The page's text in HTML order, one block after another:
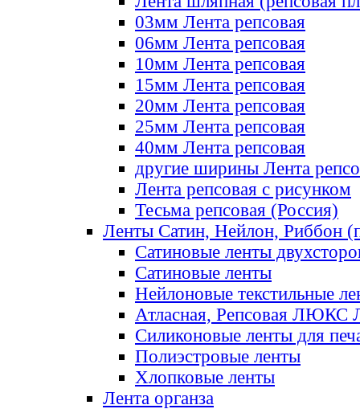
03мм Лента репсовая
06мм Лента репсовая
10мм Лента репсовая
15мм Лента репсовая
20мм Лента репсовая
25мм Лента репсовая
40мм Лента репсовая
другие ширины Лента
Лента репсовая с рисунком
Тесьма репсовая (Россия)
Ленты Сатин, Нейлон, Риббон
Сатиновые ленты
Сатиновые ленты
Нейлоновые текстильные
Атласная, Репсовая ЛЮКС
Силиконовые ленты для
Полиэстровые ленты
Хлопковые ленты
Лента органза